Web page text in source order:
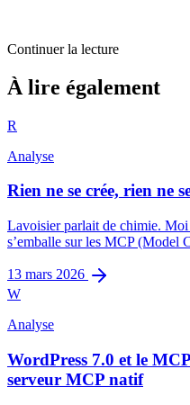
Continuer la lecture
À lire également
R
Analyse
Rien ne se crée, rien ne
Lavoisier parlait de chimie.
s’emballe sur les MCP (Model
13 mars 2026
W
Analyse
WordPress 7.0 et le
serveur MCP natif